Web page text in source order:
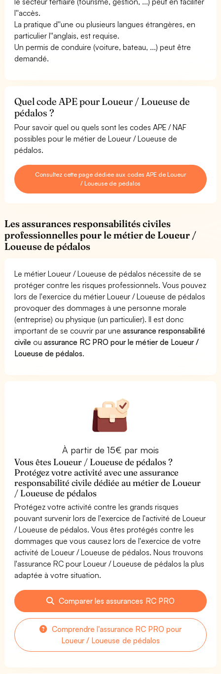
l''accès.
La pratique d''une ou plusieurs langues étrangères, en
particulier l''anglais, est requise.
Un permis de conduire (voiture, bateau, ...) peut être
demandé.
Quel code APE pour Loueur / Loueuse de
pédalos ?
Pour savoir quel ou quels sont les codes APE / NAF
possibles pour le métier de Loueur / Loueuse de
pédalos.
Consultez cette page dédiée aux codes APE de Loueur
/ Loueuse de pédalos
Les assurances responsabilités civiles
professionnelles pour le métier de Loueur /
Loueuse de pédalos
Le métier Loueur / Loueuse de pédalos nécessite de se
protéger contre les risques professionnels. Vous pouvez
lors de l'exercice du métier Loueur / Loueuse de pédalos
provoquer des dommages à une personne morale
(entreprise) ou physique (un particulier). Il est donc
important de se couvrir par uneassurance responsabilité
civile ouassurance RC PRO pour le métier de Loueur /
Loueuse de pédalos.
À partir de 15€ par mois
Vous êtes Loueur / Loueuse de pédalos ?
Protégez votre activité avec une assurance
responsabilité civile dédiée au métier de Loueur
/ Loueuse de pédalos
Protégez votre activité contre les grands risques
pouvant survenir lors de l'exercice de l'activité de Loueur
/ Loueuse de pédalos. Vous êtes protégés contre les
dommages que vous causez lors de l'exercice de votre
activité de Loueur / Loueuse de pédalos. Nous trouvons
l'assurance RC pour Loueur / Loueuse de pédalos la plus
adaptée à votre situation.
Comparer les assurances RC PRO
Comprendre l'assurance RC PRO pour
Loueur / Loueuse de pédalos